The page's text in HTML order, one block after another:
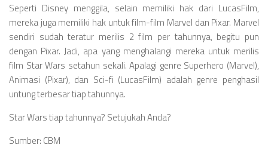
Seperti Disney menggila, selain memiliki hak dari LucasFilm,
mereka juga memiliki hak untuk film-film Marvel dan Pixar. Marvel
sendiri sudah teratur merilis 2 film per tahunnya, begitu pun
dengan Pixar. Jadi, apa yang menghalangi mereka untuk merilis
film Star Wars setahun sekali. Apalagi genre Superhero (Marvel),
Animasi (Pixar), dan Sci-fi (LucasFilm) adalah genre penghasil
untung terbesar tiap tahunnya.
Star Wars tiap tahunnya? Setujukah Anda?
Sumber: CBM